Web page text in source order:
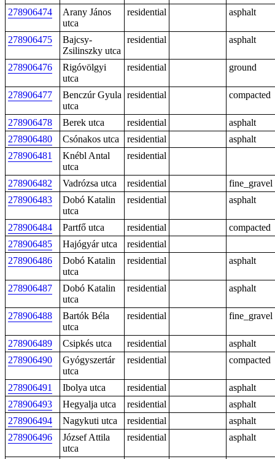
278906474
Arany János
utca
residential asphalt
278906475
Bajcsy-
Zsilinszky utca
residential asphalt
278906476
Rigóvölgyi
utca
residential ground
278906477
Benczúr Gyula
utca
residential compacted
278906478 Berek utca residential
asphalt
278906480
Csónakos utca residential
asphalt
278906481
Knébl Antal
utca
residential
278906482 Vadrózsa utca residential
fine_gravel
278906483
Dobó Katalin
utca
residential asphalt
278906484 Partfő utca residential
compacted
278906485
Hajógyár utca
residential
278906486
Dobó Katalin
utca
residential asphalt
278906487
Dobó Katalin
utca
residential asphalt
278906488
Bartók Béla
utca
residential fine_gravel
278906489 Csipkés utca residential
asphalt
278906490
Gyógyszertár
utca
residential compacted
278906491 Ibolya utca residential
asphalt
278906493
Hegyalja utca residential
asphalt
278906494
Nagykuti utca residential
asphalt
278906496
József Attila
utca
residential asphalt